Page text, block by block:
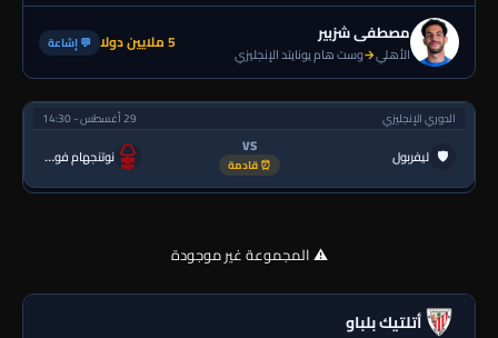
مصطفى شزبير
الأهلي→وست هام يونايتد الإنجليزي 5 ملايين دولا 💬 إشاعة
الدوري الإنجليزي 29 أغسطس - 14:30
🛡 ليفربول VS
⏰ قادمة نوتنجهام فورست
⚠️ المجموعة غير موجودة
أتلتيك بلباو